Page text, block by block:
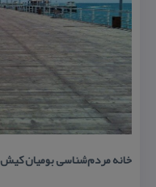
خانه مردم‌شناسی بومیان كیش